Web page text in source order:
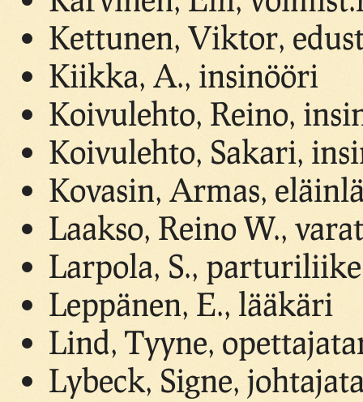
Kettunen, Viktor,
Kiikka, A., insinööri
Koivulehto, Reino,
Koivulehto, Sakari,
Kovasin, Armas,
Laakso, Reino W.,
Larpola, S.,
Leppänen, E., lääkäri
Lind, Tyyne,
Lybeck, Signe,